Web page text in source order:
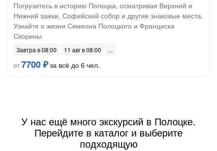
Погрузитесь в историю Полоцка, осматривая Верхний и
Нижний замки, Софийский собор и другие знаковые места.
Узнайте о жизни Симеона Полоцкого и Франциска
Скорины
Завтра в 08:00
11 авг в 08:00
от7700 ₽за всё до 6 чел.
У нас ещё много экскурсий в Полоцке.
Перейдите в каталог и выберите
подходящую